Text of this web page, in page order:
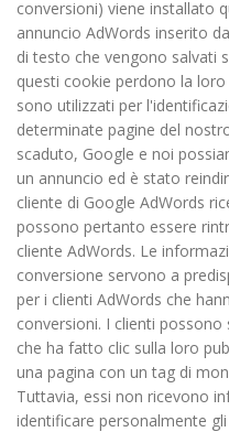
conversioni) viene installato
annuncio AdWords inserito
di testo che vengono salvati
questi cookie perdono la
sono utilizzati per
determinate pagine del
scaduto, Google e noi
un annuncio ed è stato
cliente di Google AdWords
possono pertanto essere
cliente AdWords. Le
conversione servono a
per i clienti AdWords che
conversioni. I clienti
che ha fatto clic sulla loro
una pagina con un tag di
Tuttavia, essi non ricevono
identificare personalmente